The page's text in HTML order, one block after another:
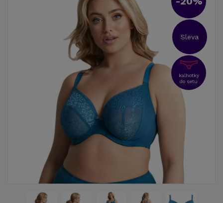
Sleva
kalhotky
do setu